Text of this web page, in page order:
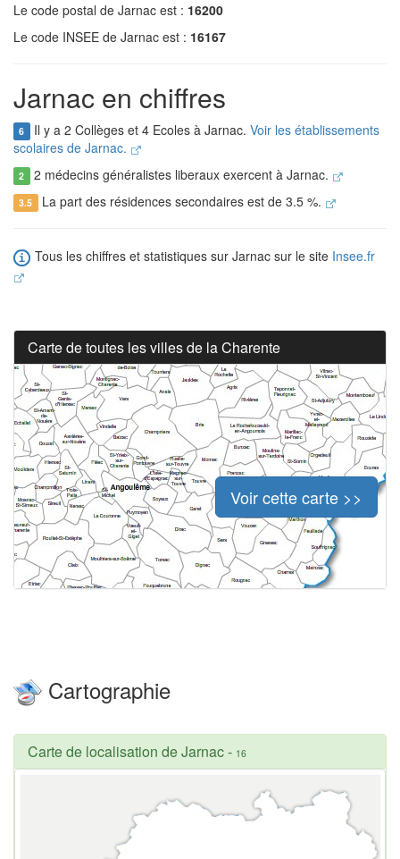
Le code postal de Jarnac est : 16200
Le code INSEE de Jarnac est : 16167
Jarnac en chiffres
6 Il y a 2 Collèges et 4 Ecoles à Jarnac. Voir les établissements
scolaires de Jarnac.
2 2 médecins généralistes liberaux exercent à Jarnac.
3.5 La part des résidences secondaires est de 3.5 %.
Tous les chiffres et statistiques sur Jarnac sur le site Insee.fr
Carte de toutes les villes de la Charente
Voir cette carte >>
Cartographie
Carte de localisation de Jarnac- 16